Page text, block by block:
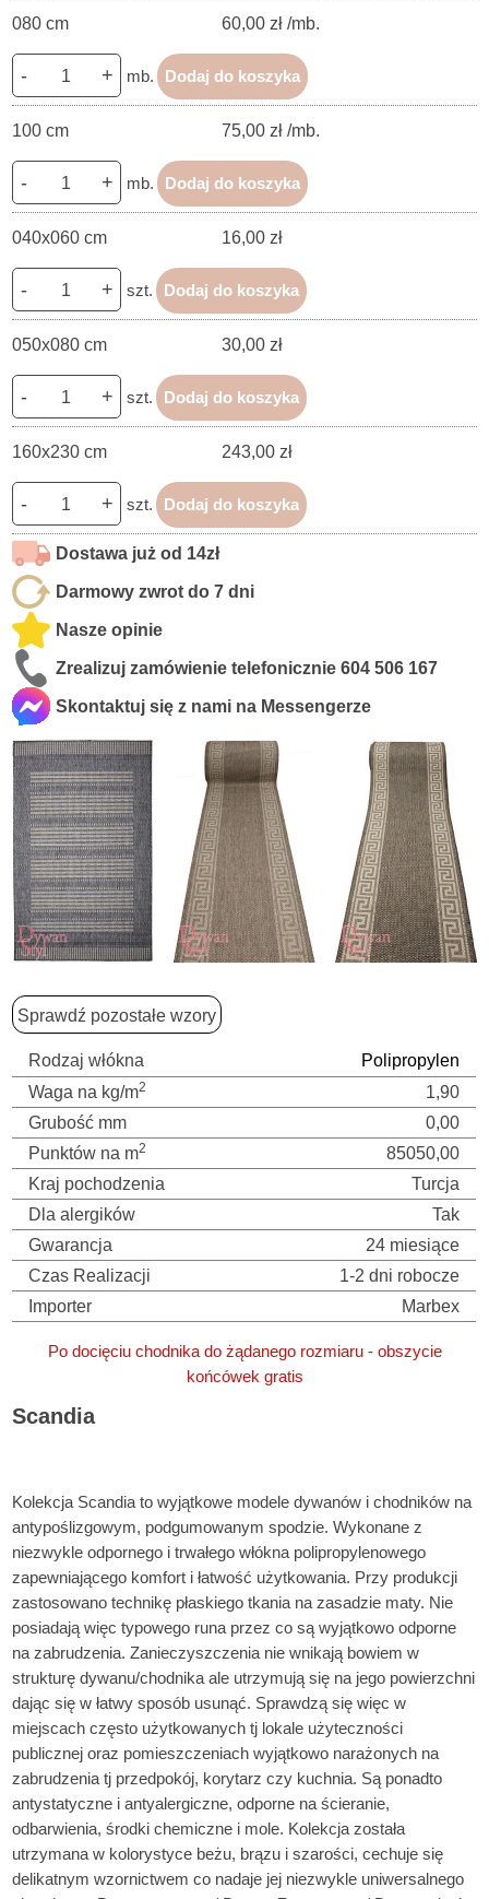
080 cm 60,00 zł /mb.
- + mb. Dodaj do koszyka
100 cm 75,00 zł /mb.
- + mb. Dodaj do koszyka
040x060 cm 16,00 zł
- + szt. Dodaj do koszyka
050x080 cm 30,00 zł
- + szt. Dodaj do koszyka
160x230 cm 243,00 zł
- + szt. Dodaj do koszyka
Dostawa już od 14zł
Darmowy zwrot do 7 dni
Nasze opinie
Zrealizuj zamówienie telefonicznie604 506 167
Skontaktuj się z nami na Messengerze
Sprawdź pozostałe wzory
Rodzaj włókna
Polipropylen
Waga na kg/m2
1,90
Grubość mm
0,00
Punktów na m2
85050,00
Kraj pochodzenia
Turcja
Dla alergików
Tak
Gwarancja
24 miesiące
Czas Realizacji
1-2 dni robocze
Importer
Marbex
Po docięciu chodnika do żądanego rozmiaru - obszycie
końcówek gratis
Scandia
Kolekcja Scandia to wyjątkowe modele dywanów i chodników na
antypoślizgowym, podgumowanym spodzie. Wykonane z
niezwykle odpornego i trwałego włókna polipropylenowego
zapewniającego komfort i łatwość użytkowania. Przy produkcji
zastosowano technikę płaskiego tkania na zasadzie maty. Nie
posiadają więc typowego runa przez co są wyjątkowo odporne
na zabrudzenia. Zanieczyszczenia nie wnikają bowiem w
strukturę dywanu/chodnika ale utrzymują się na jego powierzchni
dając się w łatwy sposób usunąć. Sprawdzą się więc w
miejscach często użytkowanych tj lokale użyteczności
publicznej oraz pomieszczeniach wyjątkowo narażonych na
zabrudzenia tj przedpokój, korytarz czy kuchnia. Są ponadto
antystatyczne i antyalergiczne, odporne na ścieranie,
odbarwienia, środki chemiczne i mole. Kolekcja została
utrzymana w kolorystyce beżu, brązu i szarości, cechuje się
delikatnym wzornictwem co nadaje jej niezwykle uniwersalnego